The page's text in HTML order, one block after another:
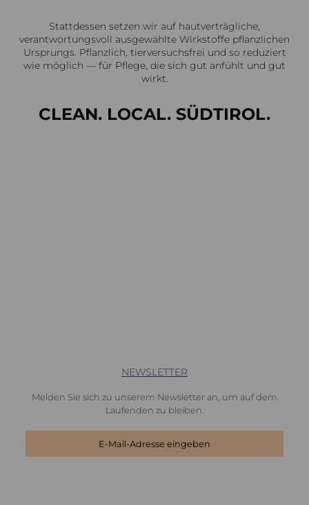
Stattdessen setzen wir auf hautverträgliche,
verantwortungsvoll ausgewählte Wirkstoffe pflanzlichen
Ursprungs. Pflanzlich, tierversuchsfrei und so reduziert
wie möglich — für Pflege, die sich gut anfühlt und gut
wirkt.
CLEAN. LOCAL. SÜDTIROL.
NEWSLETTER
Melden Sie sich zu unserem Newsletter an, um auf dem
Laufenden zu bleiben.